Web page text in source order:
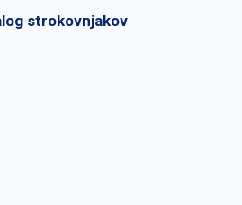
strokovnjakov